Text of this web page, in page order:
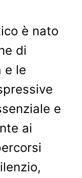
è nato
di
e le
e
ai